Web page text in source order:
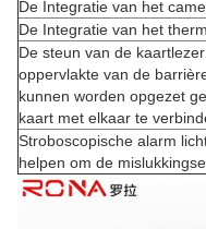
De Integratie van het
De Integratie van het
De steun van de
oppervlakte van de
kunnen worden opgezet
kaart met elkaar te
Stroboscopische alarm
helpen om de